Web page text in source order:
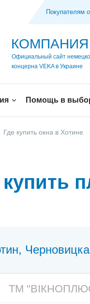
Покупателям
Официальный сайт
концерна VEKA в Украине
Помощь в
Где купить окна в Хотине
купить
ТМ